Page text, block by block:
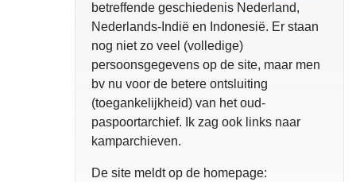
betreffende geschiedenis Nederland,
Nederlands-Indië en Indonesië. Er staan
nog niet zo veel (volledige)
persoonsgegevens op de site, maar men
bv nu voor de betere ontsluiting
(toegankelijkheid) van het oud-
paspoortarchief. Ik zag ook links naar
kamparchieven.
De site meldt op de homepage: